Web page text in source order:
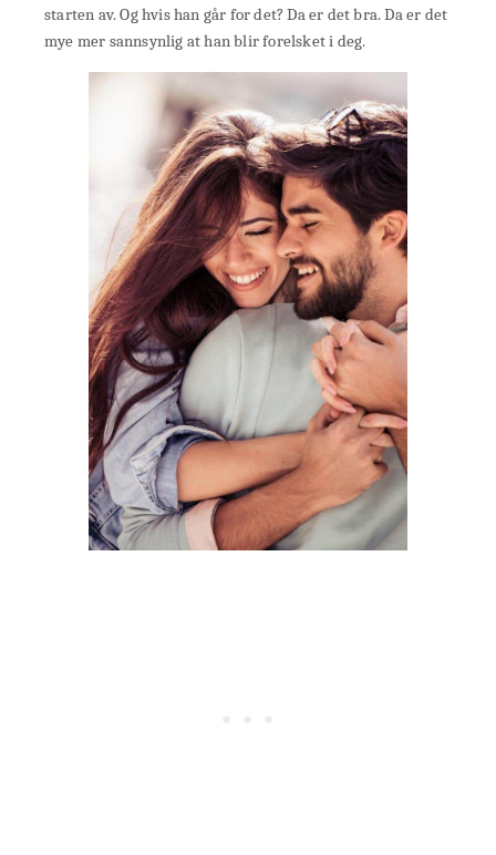
starten av. Og hvis han går for det? Da er det bra. Da er det
mye mer sannsynlig at han blir forelsket i deg.